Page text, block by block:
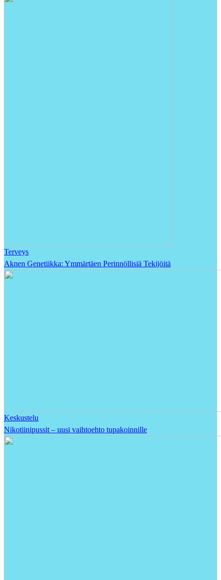
Terveys
Aknen Genetiikka: Ymmärtäen Perinnöllisiä Tekijöitä
Keskustelu
Nikotiinipussit – uusi vaihtoehto tupakoinnille